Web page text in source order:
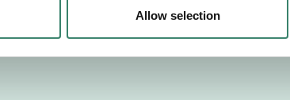
Allow selection